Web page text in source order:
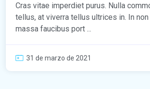
Cras vitae imperdiet purus. Nulla
tellus, at viverra tellus ultrices in. In
massa faucibus port ...
31 de marzo de 2021